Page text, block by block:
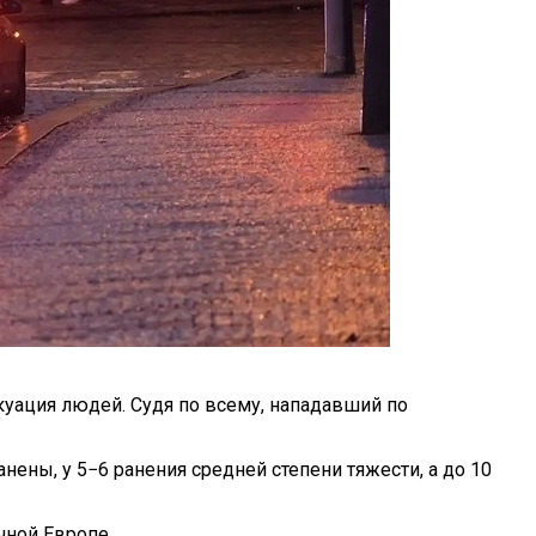
людей. Судя по всему, нападавший по
у 5−6 ранения средней степени тяжести, а до 10